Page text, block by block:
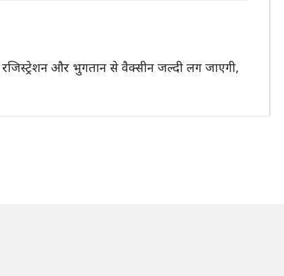
और भुगतान से वैक्सीन जल्दी लग जाएगी,